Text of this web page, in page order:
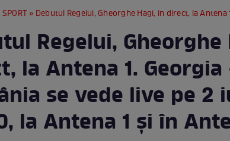
SPORT» Debutul Regelui, Gheorghe Hagi, în direct, la Antena 1. Georgia – România se vede live pe 2
Regelui, Gheorghe
la Antena 1. Georgia
se vede live pe 2
la Antena 1 şi în